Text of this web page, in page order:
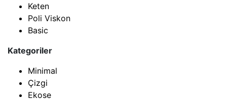
Keten
Poli Viskon
Basic
Kategoriler
Minimal
Çizgi
Ekose